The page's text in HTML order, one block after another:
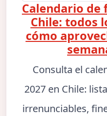
Calendario de
Chile: todos
cómo
Consulta el
2027 en Chile:
irrenunciables,